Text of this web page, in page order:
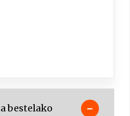
bestelako